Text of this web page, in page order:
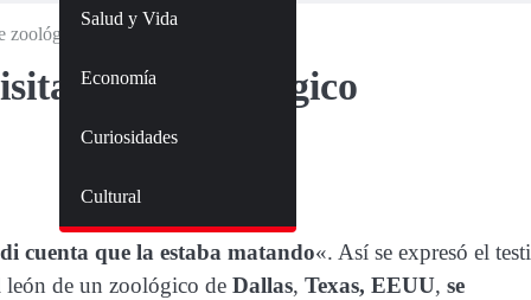
Salud y Vida
Economía
Curiosidades
Cultural
zoológico
de zoológico
cuenta que la estaba matando«. Así se expresó el
león de un zoológico de Dallas, Texas, EEUU, se